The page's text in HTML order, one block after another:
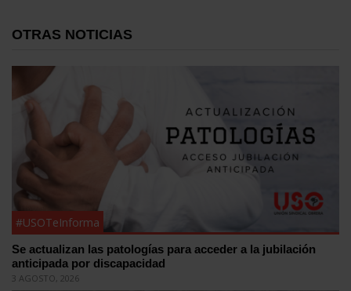
OTRAS NOTICIAS
#USOTeInforma
Se actualizan las patologías para acceder a la jubilación
anticipada por discapacidad
3 AGOSTO, 2026